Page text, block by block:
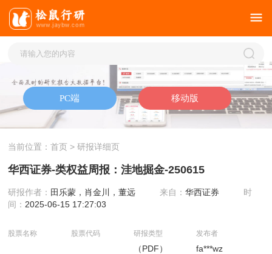
当前位置：首页 > 研报详细页
华西证券-类权益周报：洼地掘金-250615
研报作者： 田乐蒙，肖金川，董远 来自：华西证券
时
间： 2025-06-15 17:27:03
股票名称 股票代码 研报类型
（PDF）
发布者
fa***wz